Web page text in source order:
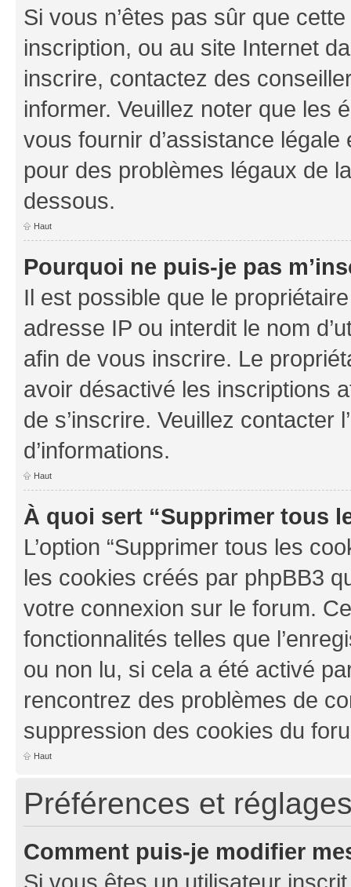
Si vous n’êtes pas sûr que
inscription, ou au site Internet
inscrire, contactez des
informer. Veuillez noter que les
vous fournir d’assistance
pour des problèmes légaux de
dessous.
Haut
Pourquoi ne puis-je pas
Il est possible que le
adresse IP ou interdit le nom
afin de vous inscrire. Le
avoir désactivé les inscriptions
de s’inscrire. Veuillez contacter
d’informations.
Haut
À quoi sert “Supprimer tous
L’option “Supprimer tous les
les cookies créés par phpBB3
votre connexion sur le forum.
fonctionnalités telles que
ou non lu, si cela a été activé
rencontrez des problèmes de
suppression des cookies du
Haut
Préférences et
Comment puis-je modifier
Si vous êtes un utilisateur